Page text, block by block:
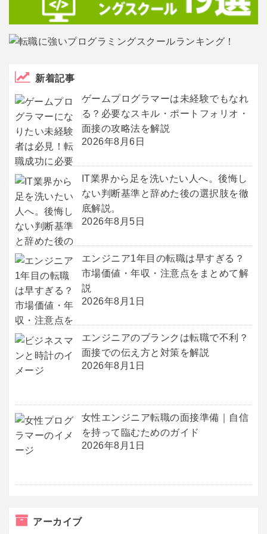
新着記事
ゲームプログラマーは未経験でもなれ
る？必要なスキル・ポートフォリオ・
面接の攻略法を解説
2026年8月6日
IT業界から足を洗いたい人へ。後悔し
ない判断基準と辞めた後の選択肢を徹
底解説。
2026年8月5日
エンジニア1年目の転職は早すぎる？
市場価値・年収・注意点をまとめて解
説
2026年8月1日
エンジニアのブランクは転職で不利？
面接での伝え方と対策を解説
2026年8月1日
女性エンジニア転職の面接準備｜自信
を持って臨むためのガイド
2026年8月1日
アーカイブ